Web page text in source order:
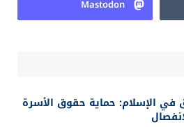
Mastodon
في الإسلام: حماية حقوق الأسرة